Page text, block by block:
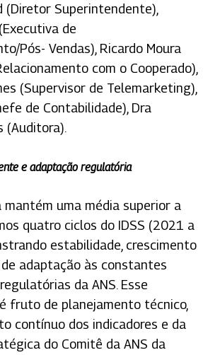
(Diretor Superintendente),
de
Pós- Vendas), Ricardo Moura
com o Cooperado),
(Supervisor de Telemarketing),
de Contabilidade), Dra
(Auditora).
e adaptação regulatória
mantém uma média superior a
quatro ciclos do IDSS (2021 a
estabilidade, crescimento
adaptação às constantes
da ANS. Esse
fruto de planejamento técnico,
contínuo dos indicadores e da
do Comitê da ANS da